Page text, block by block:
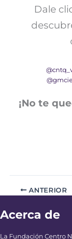
Dale
¡No te
ANTERIOR
Acerca de
La Fundación Centro